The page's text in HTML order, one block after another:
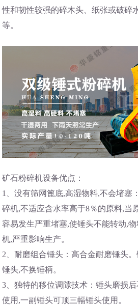
性和韧性较强的碎木头、纸张或破碎
等。
矿石粉碎机设备优点：
1、没有筛网篦底,高湿物料,不会堵塞
碎机,不适应含水率高于8％的原料,当
容易发生严重堵塞,使锤头不能转动,
机,严重影响生产。
2、耐磨组合锤头：高合金耐磨锤头
锤头,不换锤柄。
3、独特的移位调隙技术：锤头磨损
使用,一副锤头可顶三幅锤头使用。